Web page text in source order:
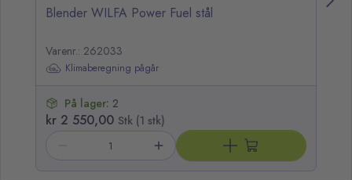
Blender WILFA Power Fuel stål
Varenr.: 262033
Klimaberegning pågår
På lager: 2
kr 2 550,00 Stk (1 stk)